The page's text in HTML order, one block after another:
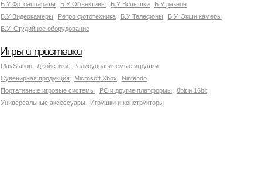
Б.У Фотоаппараты Б.У Объективы Б.У Вспышки
Б.У разное
Б.У Видеокамеры
Ретро фототехника Б.У Телефоны
Б.У. Экшн камеры
Б.У. Студийное оборудование
Игры и приставки
PlayStation Джойстики
Радиоуправляемые игрушки
Сувенирная продукция
Microsoft Xbox
Nintendo
Портативные игровые системы
PC и другие платформы
8bit и 16bit
Универсальные аксессуары
Игрушки и конструкторы